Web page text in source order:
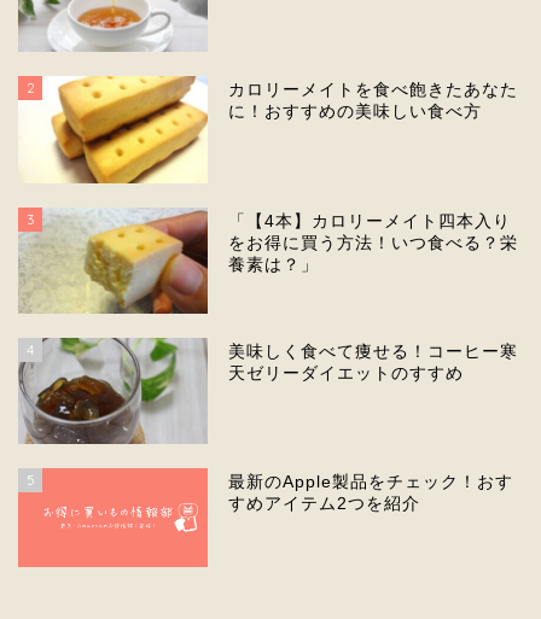
2
カロリーメイトを食べ飽きたあなた
に！おすすめの美味しい食べ方
3
「【4本】カロリーメイト四本入り
をお得に買う方法！いつ食べる？栄
養素は？」
4
美味しく食べて痩せる！コーヒー寒
天ゼリーダイエットのすすめ
5
最新のApple製品をチェック！おす
すめアイテム2つを紹介